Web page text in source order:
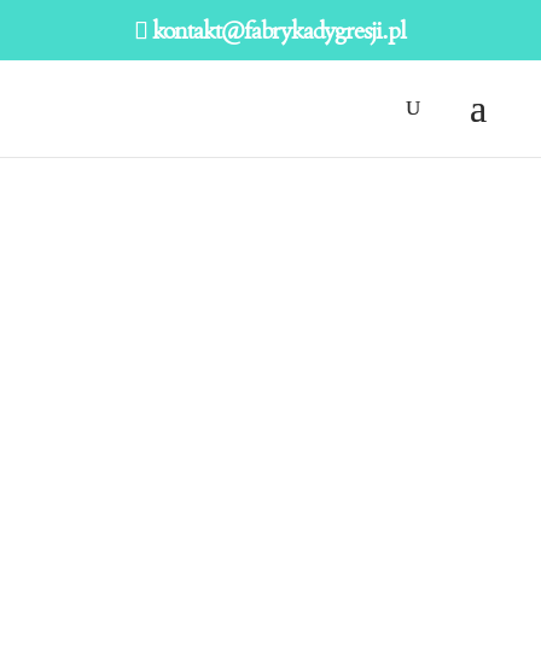
kontakt@fabrykadygresji.pl